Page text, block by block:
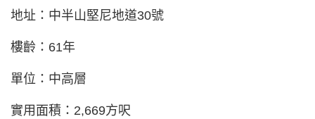
地址：中半山堅尼地道30號
樓齡：61年
單位：中高層
實用面積：2,669方呎